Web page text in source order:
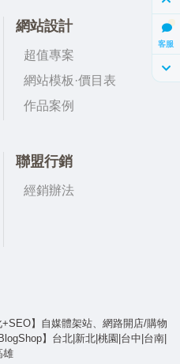
客服
網站設計
超值專案
網站模板·價目表
作品案例
聯盟行銷
經銷辦法
】自媒體架站、網路開店/購物
】台北|新北|桃園|台中|台南|
雄